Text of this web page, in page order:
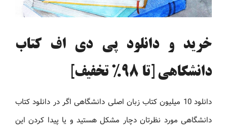
خرید و دانلود پی دی اف کتاب
دانشگاهی [تا 98% تخفیف]
دانلود 10 میلیون کتاب زبان اصلی دانشگاهی اگر در دانلود کتاب
دانشگاهی مورد نظرتان دچار مشکل هستید و یا پیدا کردن این